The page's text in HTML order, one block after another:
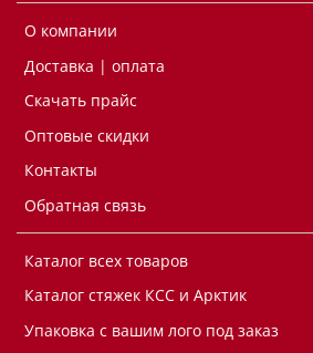
О компании
Доставка | оплата
Скачать прайс
Оптовые скидки
Контакты
Обратная связь
Каталог всех товаров
Каталог стяжек КСС и Арктик
Упаковка с вашим лого под заказ